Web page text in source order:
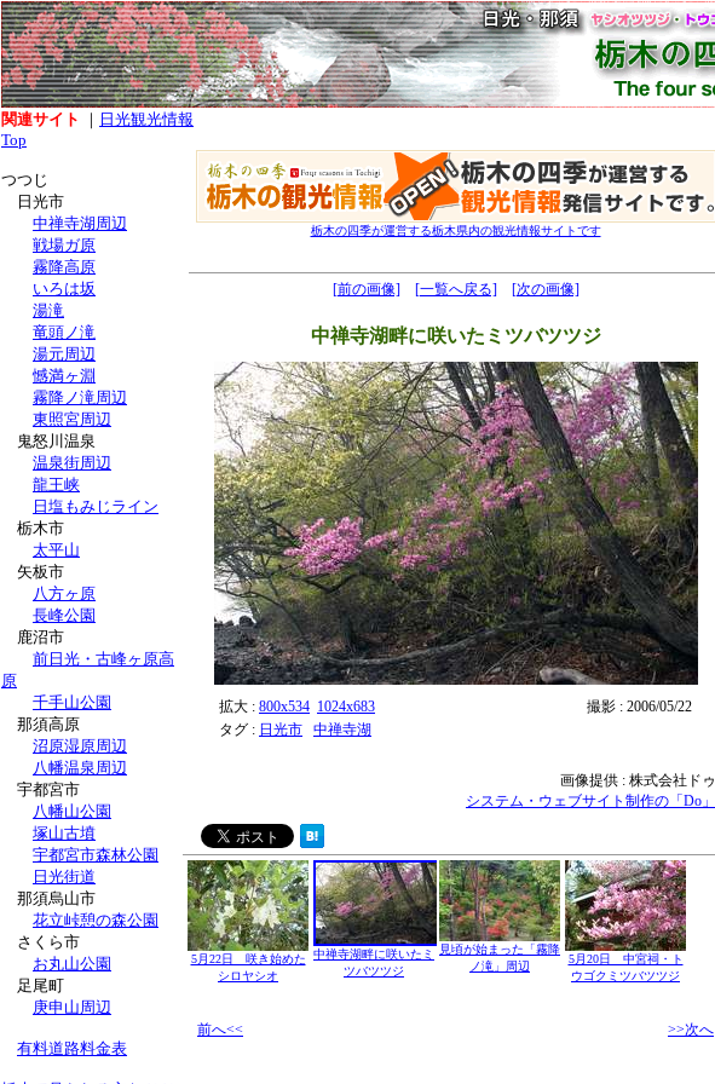
関連サイト ｜ 日光観光情報
Top
つつじ
日光市
中禅寺湖周辺
戦場ガ原
霧降高原
いろは坂
湯滝
竜頭ノ滝
湯元周辺
憾満ヶ淵
霧降ノ滝周辺
東照宮周辺
鬼怒川温泉
温泉街周辺
龍王峡
日塩もみじライン
栃木市
太平山
矢板市
八方ヶ原
長峰公園
鹿沼市
前日光・古峰ヶ原高
原
千手山公園
那須高原
沼原湿原周辺
八幡温泉周辺
宇都宮市
八幡山公園
塚山古墳
宇都宮市森林公園
日光街道
那須烏山市
花立峠憩の森公園
さくら市
お丸山公園
足尾町
庚申山周辺
有料道路料金表
栃木の四季が運営する栃木県内の観光情報サイトです
[前の画像] [一覧へ戻る] [次の画像]
中禅寺湖畔に咲いたミツバツツジ
拡大 : 800x534 1024x683
撮影 : 2006/05/22
タグ : 日光市 中禅寺湖
画像提供 : 株式会社ドゥ
システム・ウェブサイト制作の「Do」
5月22日 咲き始めた
シロヤシオ
中禅寺湖畔に咲いたミ
ツバツツジ
見頃が始まった「霧降
ノ滝」周辺
5月20日 中宮祠・ト
ウゴクミツバツツジ
前へ<< >>次へ